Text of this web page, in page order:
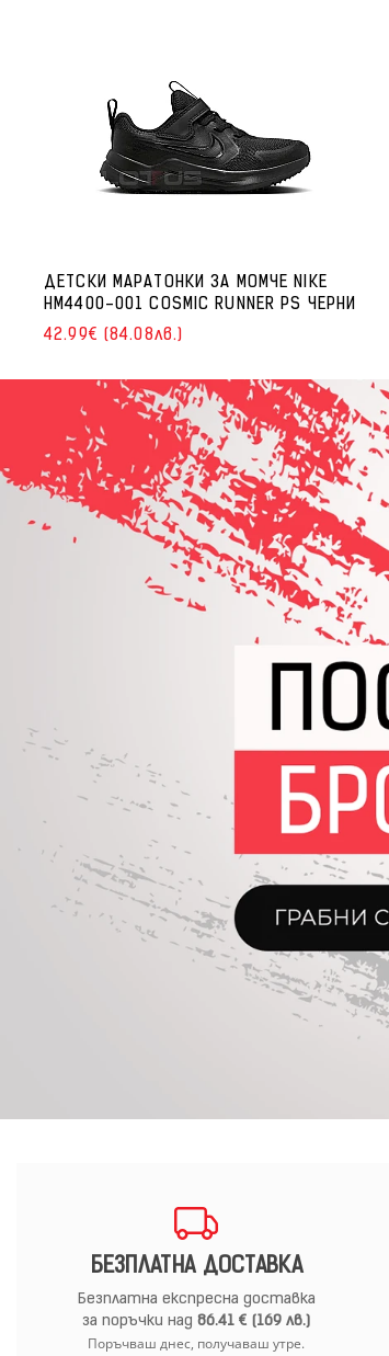
ДЕТСКИ МАРАТОНКИ ЗА МОМЧЕ NIKE
HM4400-001 COSMIC RUNNER PS ЧЕРНИ
42.99€ (84.08лв.)
БЕЗПЛАТНА ДОСТАВКА
Безплатна експресна доставка
за поръчки над86.41 € (169 лв.)
Поръчваш днес, получаваш утре.